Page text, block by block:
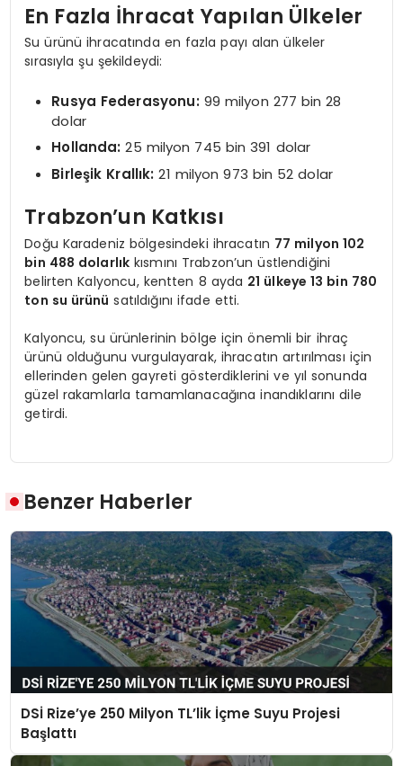
En Fazla İhracat Yapılan Ülkeler
Su ürünü ihracatında en fazla payı alan ülkeler
sırasıyla şu şekildeydi:
Rusya Federasyonu: 99 milyon 277 bin 28
dolar
Hollanda: 25 milyon 745 bin 391 dolar
Birleşik Krallık: 21 milyon 973 bin 52 dolar
Trabzon’un Katkısı
Doğu Karadeniz bölgesindeki ihracatın 77 milyon 102
bin 488 dolarlık kısmını Trabzon’un üstlendiğini
belirten Kalyoncu, kentten 8 ayda 21 ülkeye 13 bin 780
ton su ürünü satıldığını ifade etti.
Kalyoncu, su ürünlerinin bölge için önemli bir ihraç
ürünü olduğunu vurgulayarak, ihracatın artırılması için
ellerinden gelen gayreti gösterdiklerini ve yıl sonunda
güzel rakamlarla tamamlanacağına inandıklarını dile
getirdi.
Benzer Haberler
DSİ Rize’ye 250 Milyon TL’lik İçme Suyu Projesi
Başlattı